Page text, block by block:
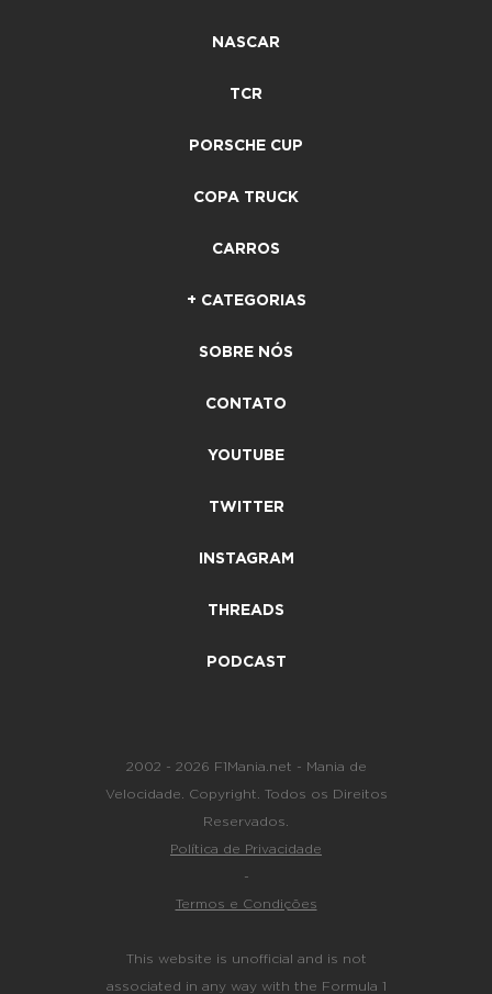
NASCAR
TCR
PORSCHE CUP
COPA TRUCK
CARROS
+ CATEGORIAS
SOBRE NÓS
CONTATO
YOUTUBE
TWITTER
INSTAGRAM
THREADS
PODCAST
2002 - 2026 F1Mania.net - Mania de
Velocidade. Copyright. Todos os Direitos
Reservados.
Política de Privacidade
-
Termos e Condições
This website is unofficial and is not
associated in any way with the Formula 1